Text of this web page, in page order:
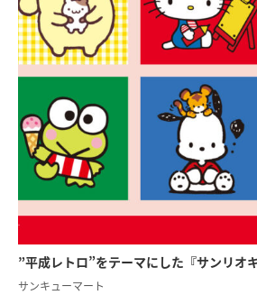
”平成レトロ”をテーマにした『サンリオ
サンキューマート